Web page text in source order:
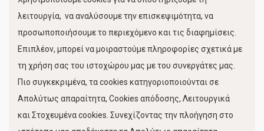
Κίνηση Λιμένος
FOLLOW US
λειτουργία, να αναλύσουμε την επισκεψιμότητα, να
προσωποποιήσουμε το περιεχόμενο και τις διαφημίσεις.
Επιπλέον, μπορεί να μοιραστούμε πληροφορίες σχετικά με
τη χρήση σας του ιστοχώρου μας με του συνεργάτες μας.
Πιο συγκεκριμένα, τα cookies κατηγοριοποιούνται σε
Απολύτως απαραίτητα, Cookies απόδοσης, Λειτουργικά
και Στοχευμένα cookies. Συνεχίζοντας την πλοήγηση στο